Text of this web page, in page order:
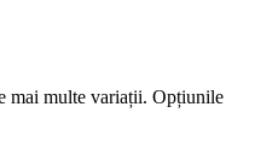
mai multe variații. Opțiunile